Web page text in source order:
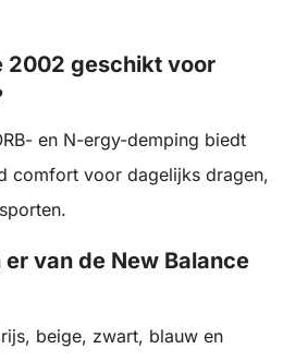
2002 geschikt voor
en N-ergy-demping biedt
comfort voor dagelijks dragen,
van de New Balance
beige, zwart, blauw en